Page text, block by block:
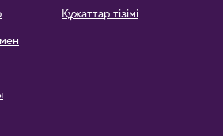
Құжаттар тізімі